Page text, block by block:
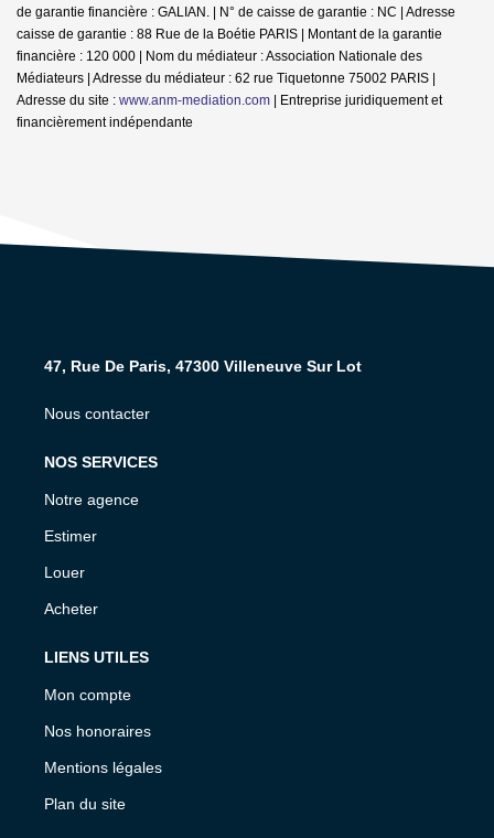
de garantie financière : GALIAN. | N° de caisse de garantie : NC | Adresse
caisse de garantie : 88 Rue de la Boétie PARIS | Montant de la garantie
financière : 120 000 | Nom du médiateur : Association Nationale des
Médiateurs | Adresse du médiateur : 62 rue Tiquetonne 75002 PARIS |
Adresse du site : www.anm-mediation.com
Entreprise juridiquement et
financièrement indépendante
47, Rue De Paris, 47300 Villeneuve Sur Lot
Nous contacter
NOS SERVICES
Notre agence
Estimer
Louer
Acheter
LIENS UTILES
Mon compte
Nos honoraires
Mentions légales
Plan du site